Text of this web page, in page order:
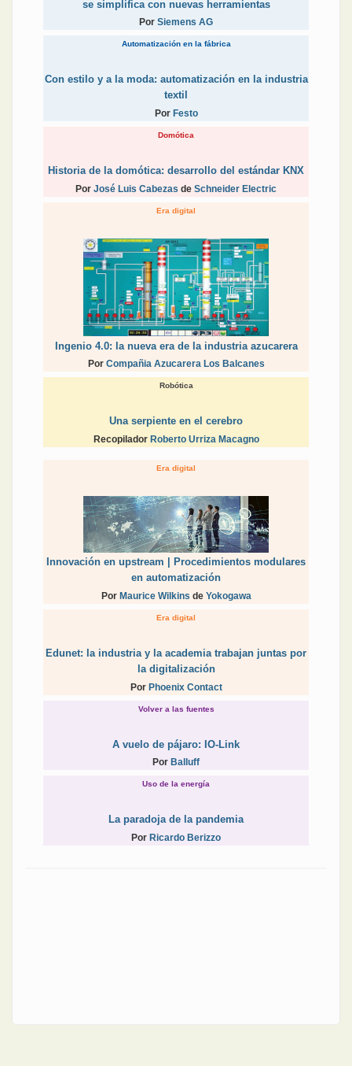
se simplifica con nuevas herramientas
Por Siemens AG
Automatización en la fábrica
Con estilo y a la moda: automatización en la industria
textil
Por Festo
Domótica
Historia de la domótica: desarrollo del estándar KNX
Por José Luis Cabezas de Schneider Electric
Era digital
Ingenio 4.0: la nueva era de la industria azucarera
Por Compañia Azucarera Los Balcanes
Robótica
Una serpiente en el cerebro
Recopilador Roberto Urriza Macagno
Era digital
Innovación en upstream | Procedimientos modulares
en automatización
Por Maurice Wilkins de Yokogawa
Era digital
Edunet: la industria y la academia trabajan juntas por
la digitalización
Por Phoenix Contact
Volver a las fuentes
A vuelo de pájaro: IO-Link
Por Balluff
Uso de la energía
La paradoja de la pandemia
Por Ricardo Berizzo